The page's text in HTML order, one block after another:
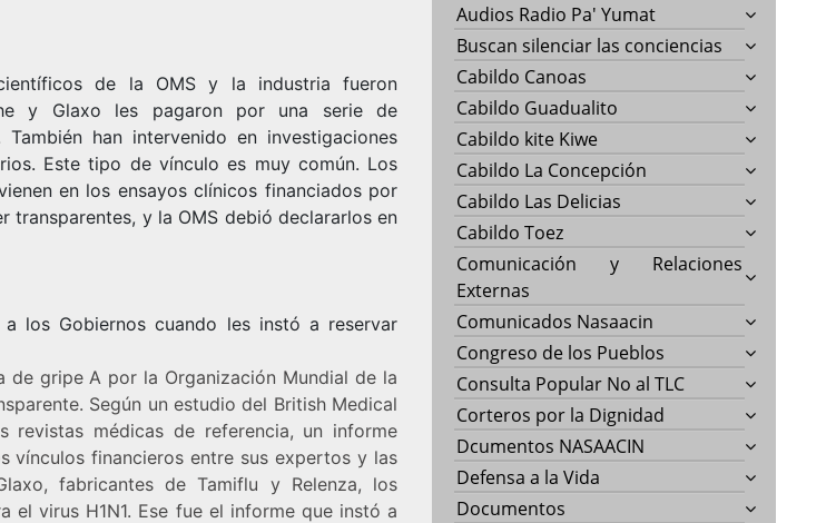
de la OMS y la industria fueron
y Glaxo les pagaron por una serie de
han intervenido en investigaciones
Este tipo de vínculo es muy común. Los
en los ensayos clínicos financiados por
transparentes, y la OMS debió declararlos en
los Gobiernos cuando les instó a reservar
de gripe A por la Organización Mundial de la
Según un estudio del British Medical
revistas médicas de referencia, un informe
vínculos financieros entre sus expertos y las
fabricantes de Tamiflu y Relenza, los
el virus H1N1. Ese fue el informe que instó a
Audios Radio Pa' Yumat
Buscan silenciar las conciencias
Cabildo Canoas
Cabildo Guadualito
Cabildo kite Kiwe
Cabildo La Concepción
Cabildo Las Delicias
Cabildo Toez
Comunicación y Relaciones
Externas
Comunicados Nasaacin
Congreso de los Pueblos
Consulta Popular No al TLC
Corteros por la Dignidad
Dcumentos NASAACIN
Defensa a la Vida
Documentos